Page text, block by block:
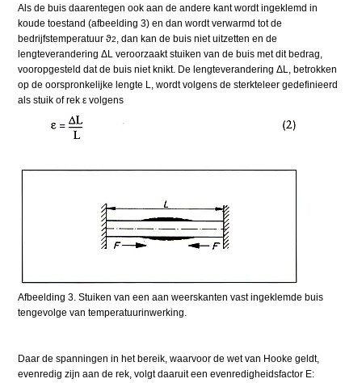
Als de buis daarentegen ook aan de andere kant wordt ingeklemd in
koude toestand (afbeelding 3) en dan wordt verwarmd tot de
bedrijfstemperatuur ϑ2
, dan kan de buis niet uitzetten en de
lengteverandering ΔL veroorzaakt stuiken van de buis met dit bedrag,
vooropgesteld dat de buis niet knikt. De lengteverandering ΔL, betrokken
op de oorspronkelijke lengte L, wordt volgens de sterkteleer gedefinieerd
als stuik of rek ε volgens
Afbeelding 3. Stuiken van een aan weerskanten vast ingeklemde buis
tengevolge van temperatuurinwerking.
Daar de spanningen in het bereik, waarvoor de wet van Hooke geldt,
evenredig zijn aan de rek, volgt daaruit een evenredigheidsfactor E: